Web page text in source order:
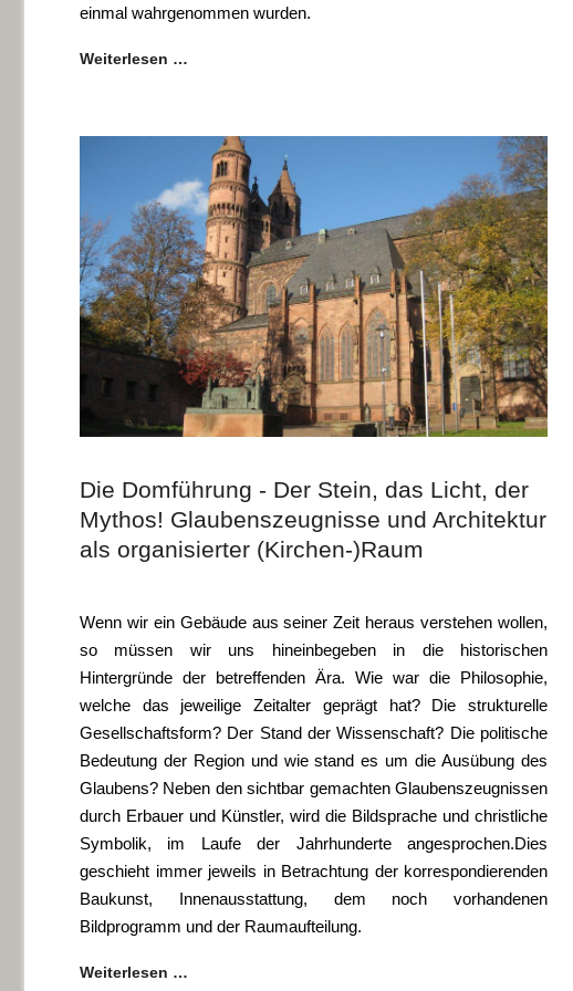
einmal wahrgenommen wurden.
Weiterlesen …
Die Domführung - Der Stein, das Licht, der
Mythos! Glaubenszeugnisse und Architektur
als organisierter (Kirchen-)Raum
Wenn wir ein Gebäude aus seiner Zeit heraus verstehen wollen,
so müssen wir uns hineinbegeben in die historischen
Hintergründe der betreffenden Ära. Wie war die Philosophie,
welche das jeweilige Zeitalter geprägt hat? Die strukturelle
Gesellschaftsform? Der Stand der Wissenschaft? Die politische
Bedeutung der Region und wie stand es um die Ausübung des
Glaubens? Neben den sichtbar gemachten Glaubenszeugnissen
durch Erbauer und Künstler, wird die Bildsprache und christliche
Symbolik, im Laufe der Jahrhunderte angesprochen.Dies
geschieht immer jeweils in Betrachtung der korrespondierenden
Baukunst, Innenausstattung, dem noch vorhandenen
Bildprogramm und der Raumaufteilung.
Weiterlesen …